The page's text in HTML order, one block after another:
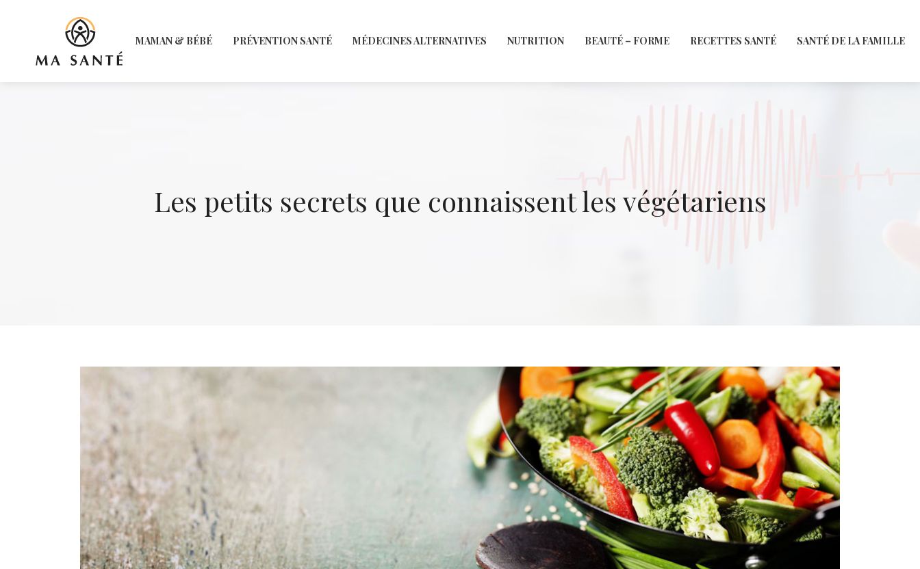
MAMAN & BÉBÉ PRÉVENTION SANTÉ MÉDECINES ALTERNATIVES NUTRITION BEAUTÉ – FORME RECETTES SANTÉ SANTÉ DE LA FAMILLE
Les petits secrets que connaissent les végétariens